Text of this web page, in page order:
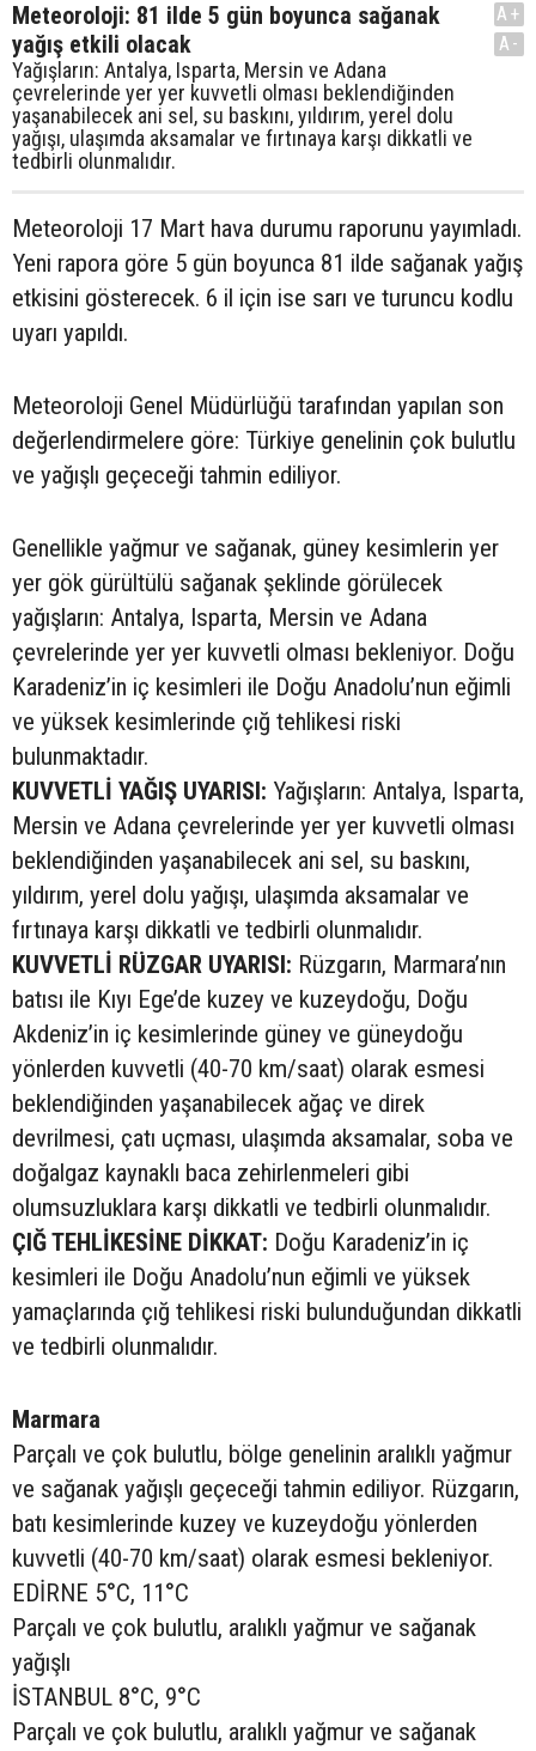
Meteoroloji: 81 ilde 5 gün boyunca sağanak
yağış etkili olacak
Yağışların: Antalya, Isparta, Mersin ve Adana
çevrelerinde yer yer kuvvetli olması beklendiğinden
yaşanabilecek ani sel, su baskını, yıldırım, yerel dolu
yağışı, ulaşımda aksamalar ve fırtınaya karşı dikkatli ve
tedbirli olunmalıdır.
A+
A-
Meteoroloji 17 Mart hava durumu raporunu yayımladı.
Yeni rapora göre 5 gün boyunca 81 ilde sağanak yağış
etkisini gösterecek. 6 il için ise sarı ve turuncu kodlu
uyarı yapıldı.
Meteoroloji Genel Müdürlüğü tarafından yapılan son
değerlendirmelere göre: Türkiye genelinin çok bulutlu
ve yağışlı geçeceği tahmin ediliyor.
Genellikle yağmur ve sağanak, güney kesimlerin yer
yer gök gürültülü sağanak şeklinde görülecek
yağışların: Antalya, Isparta, Mersin ve Adana
çevrelerinde yer yer kuvvetli olması bekleniyor. Doğu
Karadeniz’in iç kesimleri ile Doğu Anadolu’nun eğimli
ve yüksek kesimlerinde çığ tehlikesi riski
bulunmaktadır.
KUVVETLİ YAĞIŞ UYARISI: Yağışların: Antalya, Isparta,
Mersin ve Adana çevrelerinde yer yer kuvvetli olması
beklendiğinden yaşanabilecek ani sel, su baskını,
yıldırım, yerel dolu yağışı, ulaşımda aksamalar ve
fırtınaya karşı dikkatli ve tedbirli olunmalıdır.
KUVVETLİ RÜZGAR UYARISI: Rüzgarın, Marmara’nın
batısı ile Kıyı Ege’de kuzey ve kuzeydoğu, Doğu
Akdeniz’in iç kesimlerinde güney ve güneydoğu
yönlerden kuvvetli (40-70 km/saat) olarak esmesi
beklendiğinden yaşanabilecek ağaç ve direk
devrilmesi, çatı uçması, ulaşımda aksamalar, soba ve
doğalgaz kaynaklı baca zehirlenmeleri gibi
olumsuzluklara karşı dikkatli ve tedbirli olunmalıdır.
ÇIĞ TEHLİKESİNE DİKKAT: Doğu Karadeniz’in iç
kesimleri ile Doğu Anadolu’nun eğimli ve yüksek
yamaçlarında çığ tehlikesi riski bulunduğundan dikkatli
ve tedbirli olunmalıdır.
Marmara
Parçalı ve çok bulutlu, bölge genelinin aralıklı yağmur
ve sağanak yağışlı geçeceği tahmin ediliyor. Rüzgarın,
batı kesimlerinde kuzey ve kuzeydoğu yönlerden
kuvvetli (40-70 km/saat) olarak esmesi bekleniyor.
EDİRNE 5°C, 11°C
Parçalı ve çok bulutlu, aralıklı yağmur ve sağanak
yağışlı
İSTANBUL 8°C, 9°C
Parçalı ve çok bulutlu, aralıklı yağmur ve sağanak